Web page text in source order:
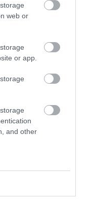
web or
or app.
and other